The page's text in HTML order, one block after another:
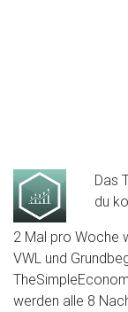
Das
du
2 Mal pro Woche
VWL und
werden alle 8